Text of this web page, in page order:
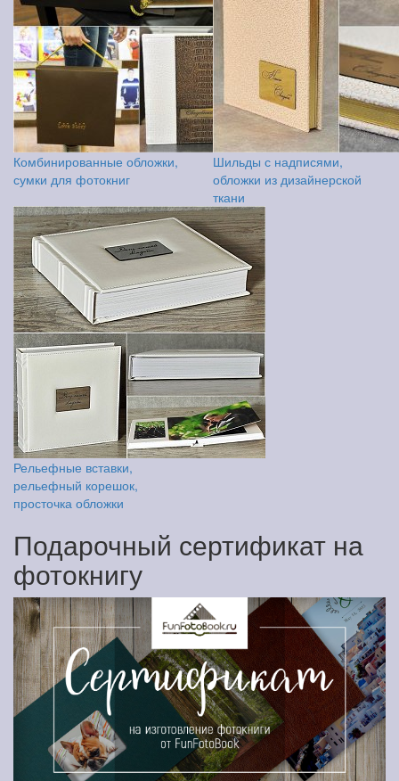
Комбинированные обложки,
сумки для фотокниг
Шильды с надписями,
обложки из дизайнерской
ткани
Рельефные вставки,
рельефный корешок,
просточка обложки
Подарочный сертификат на
фотокнигу